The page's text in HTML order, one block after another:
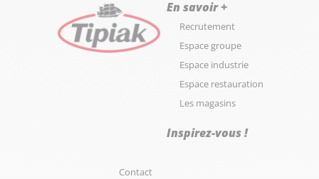
En savoir +
Recrutement
Espace groupe
Espace industrie
Espace restauration
Les magasins
Inspirez-vous !
Contact